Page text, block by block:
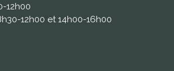
12h00
12h00 et 14h00-16h00